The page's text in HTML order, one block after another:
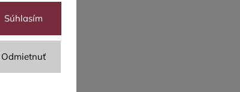
Odmietnuť
Súhlasím